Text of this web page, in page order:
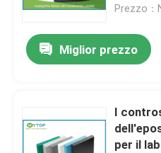
Prezzo：
Miglior prezzo
I
per il